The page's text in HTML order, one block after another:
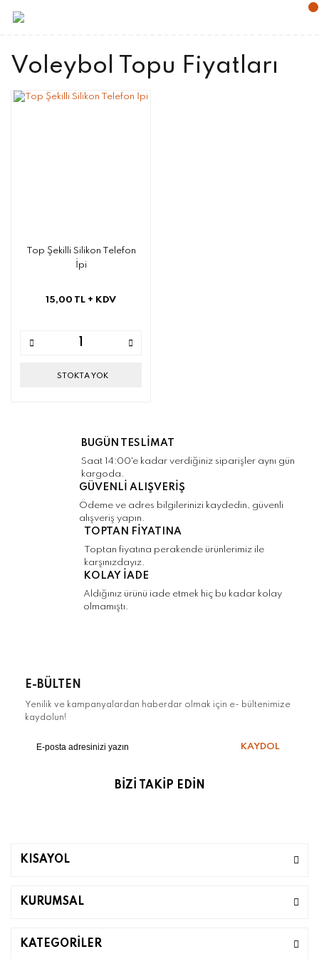
Voleybol Topu Fiyatları
Top Şekilli Silikon Telefon
İpi
15,00 TL + KDV
STOKTA YOK
BUGÜN TESLİMAT
Saat 14:00'e kadar verdiğiniz siparişler aynı gün
kargoda.
GÜVENLİ ALIŞVERİŞ
Ödeme ve adres bilgilerinizi kaydedin, güvenli
alışveriş yapın.
TOPTAN FİYATINA
Toptan fiyatına perakende ürünlerimiz ile
karşınızdayız.
KOLAY İADE
Aldığınız ürünü iade etmek hiç bu kadar kolay
olmamıştı.
E-BÜLTEN
Yenilik ve kampanyalardan haberdar olmak için e- bültenimize
kaydolun!
KAYDOL
BİZİ TAKİP EDİN
KISAYOL
KURUMSAL
KATEGORİLER